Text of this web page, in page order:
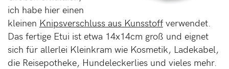
ich habe hier einen
kleinen Knipsverschluss aus Kunsstoff verwendet.
Das fertige Etui ist etwa 14x14cm groß und eignet
sich für allerlei Kleinkram wie Kosmetik, Ladekabel,
die Reisepotheke, Hundeleckerlies und vieles mehr.